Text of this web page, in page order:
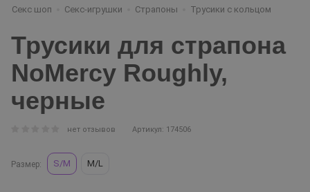
Секс шоп Секс-игрушки Страпоны Трусики с кольцом
Трусики для страпона
NoMercy Roughly,
черные
нет отзывов Артикул: 174506
Размер: S/M M/L